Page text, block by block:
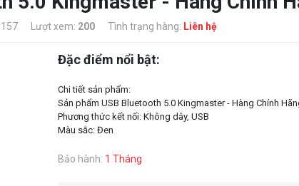
Lượt xem: 200 Tình trạng hàng: Liên hệ
Đặc điểm nổi bật:
Chi tiết sản phẩm:
Sản phẩm USB Bluetooth 5.0 Kingmaster - Hàng Chính
Phương thức kết nối: Không dây, USB
Bảo hành: 1 Tháng